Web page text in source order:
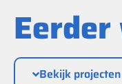
Bekijk projecten